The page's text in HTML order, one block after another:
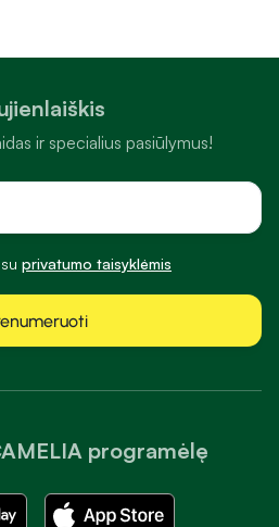
programėlę
ir specialius pasiūlymus!
privatumo taisyklėmis